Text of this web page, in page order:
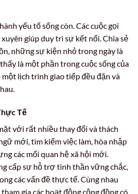
yếu tố sống còn. Các cuộc gọi
giúp duy trì sự kết nối. Chia sẻ
những sự kiện nhỏ trong ngày là
là một phần trong cuộc sống của
lịch trình giao tiếp đều đặn và
Tế
với rất nhiều thay đổi và thách
mới, tìm kiếm việc làm, hòa nhập
các mối quan hệ xã hội mới.
cấp sự hỗ trợ tinh thần vững chắc,
các vấn đề thực tế. Cùng nhau
gia các hoạt động cộng đồng có